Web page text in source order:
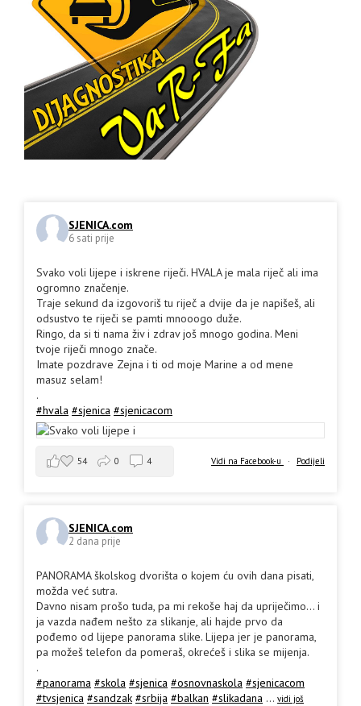
SJENICA.com
6 sati prije
Svako voli lijepe i iskrene riječi. HVALA je mala riječ ali ima
ogromno značenje.
Traje sekund da izgovoriš tu riječ a dvije da je napišeš, ali
odsustvo te riječi se pamti mnooogo duže.
Ringo, da si ti nama živ i zdrav još mnogo godina. Meni
tvoje riječi mnogo znače.
Imate pozdrave Zejna i ti od moje Marine a od mene
masuz selam!
.
#hvala #sjenica #sjenicacom
Vidi na Facebook-u · Podijeli
54 0 4
SJENICA.com
2 dana prije
PANORAMA školskog dvorišta o kojem ću ovih dana pisati,
možda već sutra.
Davno nisam prošo tuda, pa mi rekoše haj da upriječimo... i
ja vazda nađem nešto za slikanje, ali hajde prvo da
pođemo od lijepe panorama slike. Lijepa jer je panorama,
pa možeš telefon da pomeraš, okrećeš i slika se mijenja.
.
#panorama #skola #sjenica #osnovnaskola #sjenicacom
#tvsjenica #sandzak #srbija #balkan #slikadana ... vidi još